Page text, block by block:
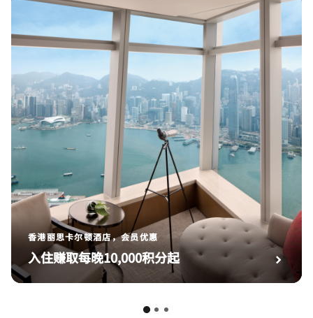
香港丽思卡尔顿酒店，会员优惠
入住赚取每晚10,000积分起